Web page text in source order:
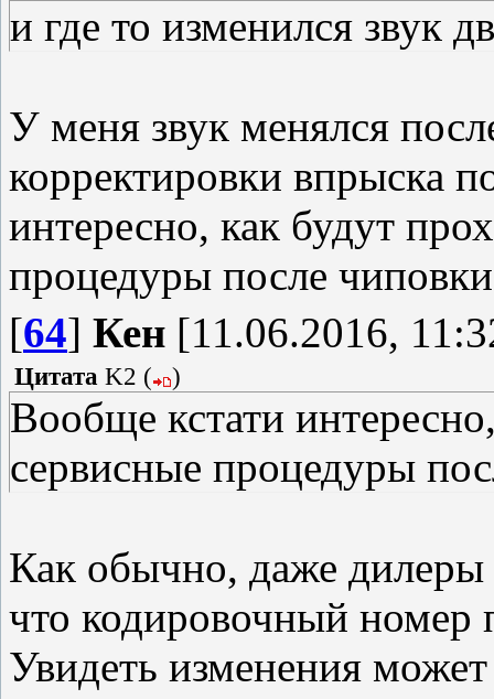
и где то изменился звук
У меня звук менялся
корректировки впрыска
интересно, как будут
процедуры после
[64] Кен [11.06.2016,
Цитата K2 ( )
Вообще кстати
сервисные процедуры
Как обычно, даже дилеры
что кодировочный номер
Увидеть изменения